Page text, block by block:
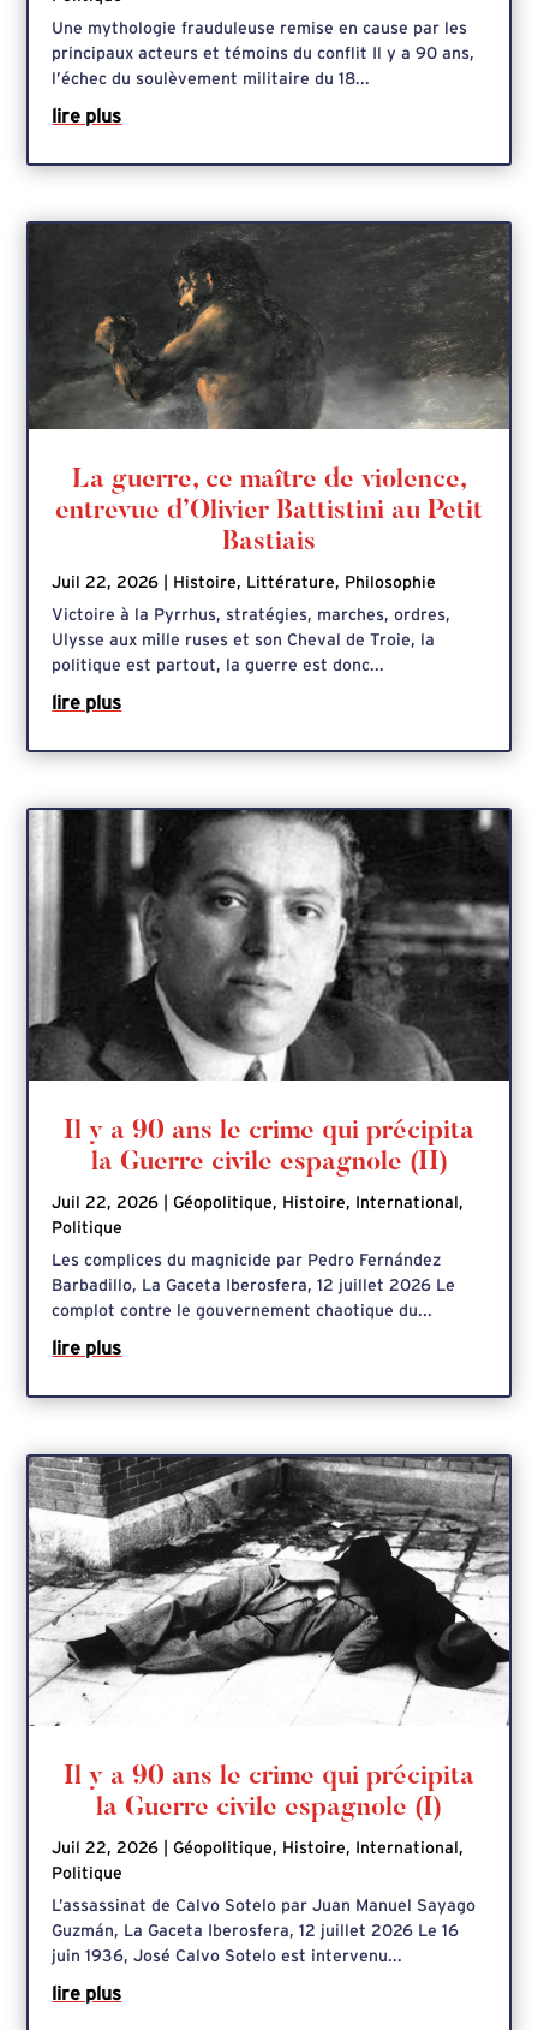
Une mythologie frauduleuse remise en cause par les
principaux acteurs et témoins du conflit Il y a 90 ans,
l’échec du soulèvement militaire du 18...
lire plus
La guerre, ce maître de violence,
entrevue d’Olivier Battistini au Petit
Bastiais
Juil 22, 2026 Histoire, Littérature, Philosophie
Victoire à la Pyrrhus, stratégies, marches, ordres,
Ulysse aux mille ruses et son Cheval de Troie, la
politique est partout, la guerre est donc...
lire plus
Il y a 90 ans le crime qui précipita
la Guerre civile espagnole (II)
Juil 22, 2026 |Géopolitique, Histoire, International,
Politique
Les complices du magnicide par Pedro Fernández
Barbadillo, La Gaceta Iberosfera, 12 juillet 2026 Le
complot contre le gouvernement chaotique du...
lire plus
Il y a 90 ans le crime qui précipita
la Guerre civile espagnole (I)
Juil 22, 2026 |Géopolitique, Histoire, International,
Politique
L’assassinat de Calvo Sotelo par Juan Manuel Sayago
Guzmán, La Gaceta Iberosfera, 12 juillet 2026 Le 16
juin 1936, José Calvo Sotelo est intervenu...
lire plus